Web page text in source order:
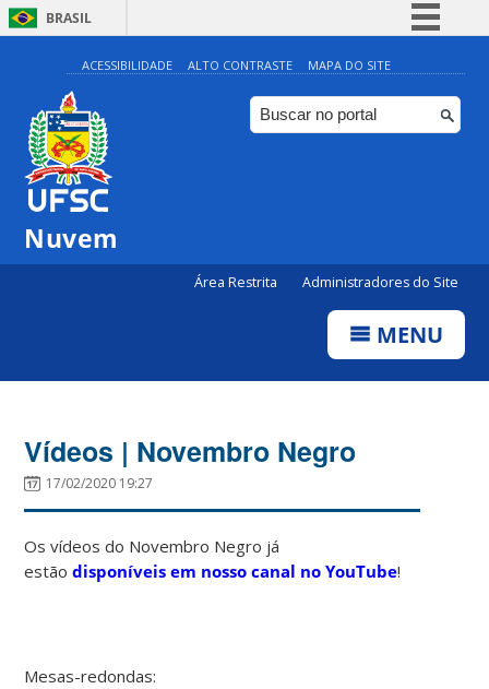
BRASIL
Simplifique!
Comunica BR
Participe
ACESSIBILIDADE ALTO CONTRASTE MAPA DO SITE
Nuvem
Área Restrita Administradores do Site
MENU
Vídeos | Novembro Negro
17/02/2020 19:27
Os vídeos do Novembro Negro já
estãodisponíveis em nosso canal no YouTube!
Mesas-redondas: